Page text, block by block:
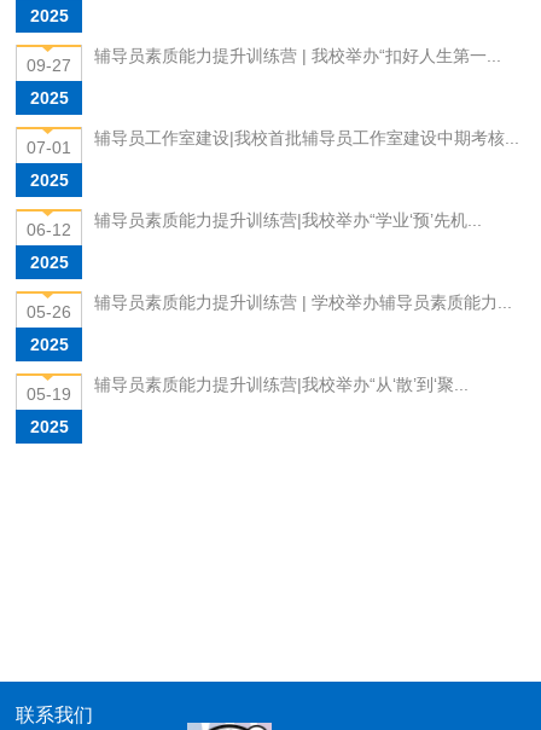
2025
09-27
2025
辅导员素质能力提升训练营 | 我校举办“扣好人生第一...
07-01
2025
辅导员工作室建设|我校首批辅导员工作室建设中期考核...
06-12
2025
辅导员素质能力提升训练营|我校举办“学业‘预’先机...
05-26
2025
辅导员素质能力提升训练营 | 学校举办辅导员素质能力...
05-19
2025
辅导员素质能力提升训练营|我校举办“从‘散’到‘聚...
联系我们